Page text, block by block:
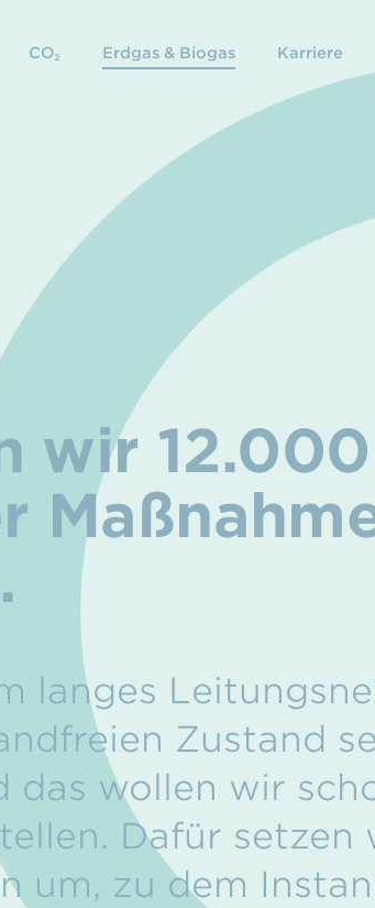
CO₂ Erdgas & Biogas Karriere
wir
langes
Zustand
wollen wir
Dafür
um, zu dem